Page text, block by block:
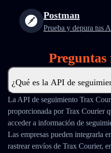
Postman
Prueba y depura tus
Preguntas
¿Qué es la API de
La API de seguimiento Trax
proporcionada por Trax Courier
acceder a información de
Las empresas pueden integrarla
rastrear envíos de Trax Courier,